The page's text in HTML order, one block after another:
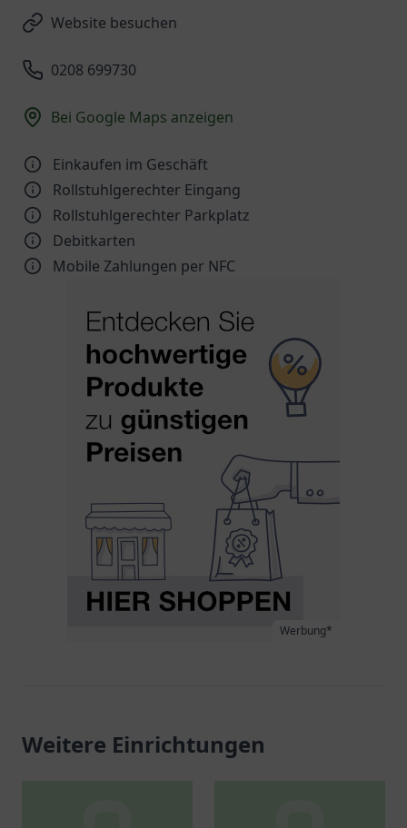
Website besuchen
0208 699730
Bei Google Maps anzeigen
Einkaufen im Geschäft
Rollstuhlgerechter Eingang
Rollstuhlgerechter Parkplatz
Debitkarten
Mobile Zahlungen per NFC
Werbung*
Weitere Einrichtungen